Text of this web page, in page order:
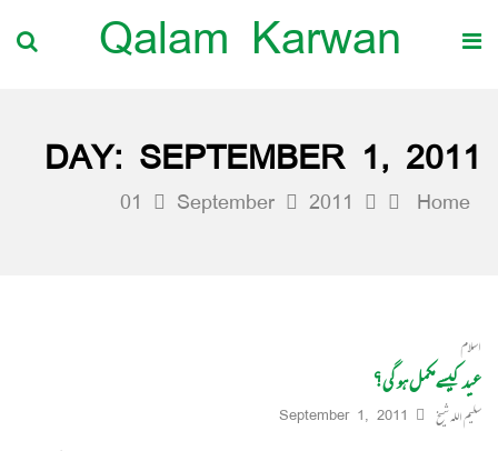
Qalam Karwan
DAY: SEPTEMBER 1, 2011
Home
2011
September
01
اسلام
عید کیسے مکمل ہوگی؟
سلیم اللہ شیخ September 1, 2011